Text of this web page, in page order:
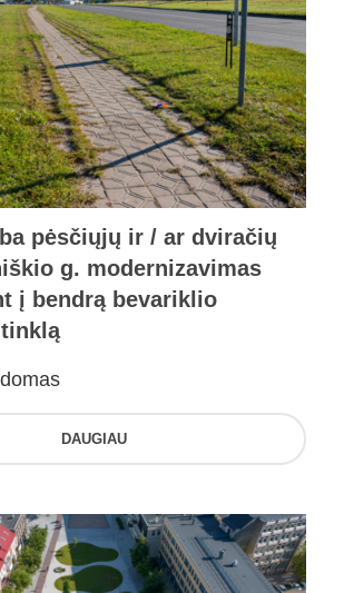
pėsčiųjų ir / ar dviračių
g. modernizavimas
į bendrą bevariklio
DAUGIAU